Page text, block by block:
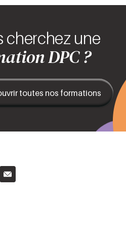
cherchez une
DPC ?
toutes nos formations